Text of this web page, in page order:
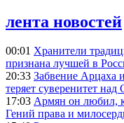
лента новостей
00:01 Хранители
признана лучшей в
20:33 Забвение Арцаха
теряет суверенитет
17:03 Армян он любил,
Гений права и